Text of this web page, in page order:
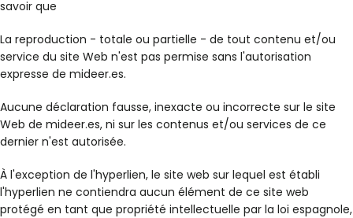
savoir que
La reproduction - totale ou partielle - de tout contenu et/ou
service du site Web n'est pas permise sans l'autorisation
expresse de mideer.es.
Aucune déclaration fausse, inexacte ou incorrecte sur le site
Web de mideer.es, ni sur les contenus et/ou services de ce
dernier n'est autorisée.
À l'exception de l'hyperlien, le site web sur lequel est établi
l'hyperlien ne contiendra aucun élément de ce site web
protégé en tant que propriété intellectuelle par la loi espagnole,